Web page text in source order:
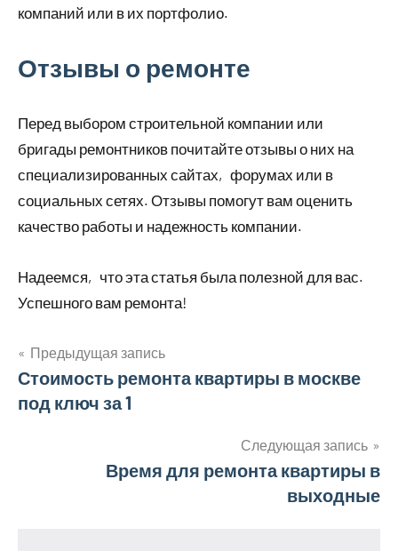
компаний или в их портфолио.
Отзывы о ремонте
Перед выбором строительной компании или
бригады ремонтников почитайте отзывы о них на
специализированных сайтах‚ форумах или в
социальных сетях. Отзывы помогут вам оценить
качество работы и надежность компании.
Надеемся‚ что эта статья была полезной для вас.
Успешного вам ремонта!
Навигация
по
Предыдущая запись
Стоимость ремонта квартиры в москве
под ключ за 1
Следующая запись
Время для ремонта квартиры в
выходные